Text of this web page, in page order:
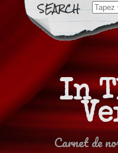
for:
In
Carnet de